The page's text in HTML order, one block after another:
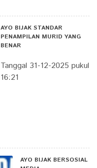
AYO BIJAK STANDAR
PENAMPILAN MURID YANG
BENAR
Tanggal 31-12-2025 pukul
16:21
AYO BIJAK BERSOSIAL